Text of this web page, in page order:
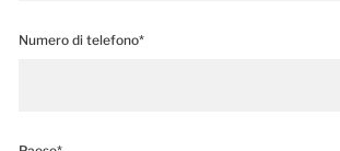
Numero di telefono*